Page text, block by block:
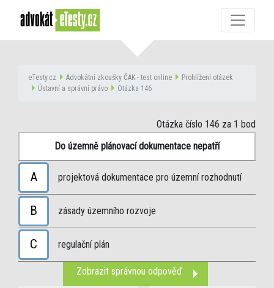
eTesty.cz Advokátní zkoušky ČAK - test online
Prohlížení otázek
Ústavní a správní právo
Otázka 146
Otázka číslo 146 za 1 bod
Do územně plánovací dokumentace nepatří
A projektová dokumentace pro územní rozhodnutí
B zásady územního rozvoje
C regulační plán
Zobrazit správnou odpověď